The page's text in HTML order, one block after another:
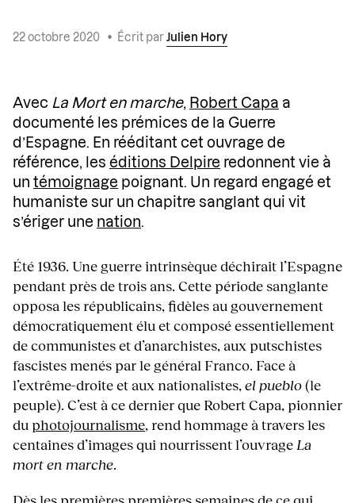
22 octobre 2020 • Écrit par Julien Hory
Avec La Mort en marche, Robert Capa a
documenté les prémices de la Guerre
d’Espagne. En rééditant cet ouvrage de
référence, les éditions Delpire redonnent vie à
un témoignage poignant. Un regard engagé et
humaniste sur un chapitre sanglant qui vit
s’ériger une nation.
Été 1936. Une guerre intrinsèque déchirait l’Espagne
pendant près de trois ans. Cette période sanglante
opposa les républicains, fidèles au gouvernement
démocratiquement élu et composé essentiellement
de communistes et d’anarchistes, aux putschistes
fascistes menés par le général Franco. Face à
l’extrême-droite et aux nationalistes,el pueblo(le
peuple). C’est à ce dernier que Robert Capa, pionnier
duphotojournalisme, rend hommage à travers les
centaines d’images qui nourrissent l’ouvrage La
mort en marche.